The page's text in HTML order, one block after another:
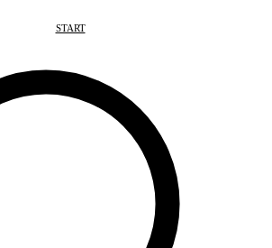
START